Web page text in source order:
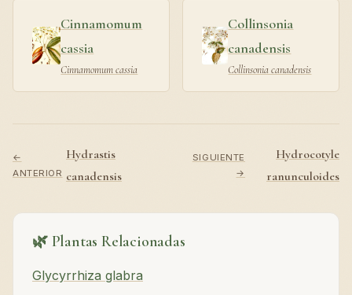
Cinnamomum
cassia
Cinnamomum cassia
Collinsonia
canadensis
Collinsonia canadensis
←
ANTERIOR
Hydrastis
canadensis
SIGUIENTE
→
Hydrocotyle
ranunculoides
🌿 Plantas Relacionadas
Glycyrrhiza glabra